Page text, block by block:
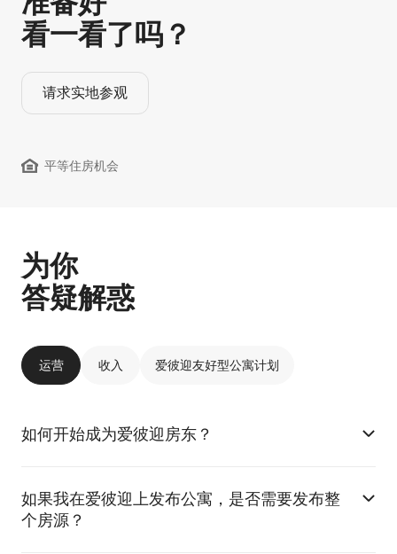
看一看了吗？
请求实地参观
平等住房机会
为你
答疑解惑
运营 收入 爱彼迎友好型公寓计划
如何开始成为爱彼迎房东？
如果我在爱彼迎上发布公寓，是否需要发布整
个房源？